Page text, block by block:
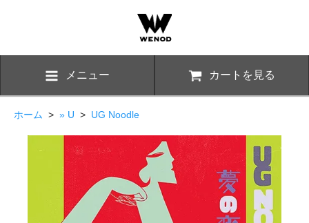
メニュー カートを見る
ホーム > » U > UG Noodle